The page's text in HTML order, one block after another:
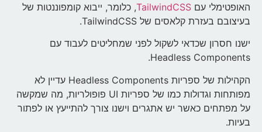
האופטימלי עם TailwindCSS, כלומר, ייבוא קומפוננטות של
בעיצובם בעזרת קלאסים של TailwindCSS.
ישנו חסרון שכדאי לשקול לפני שמחליטים לעבוד עם
Headless Components.
הקהילות של ספריות Headless Components עדיין לא
מפותחות וגדולות כמו של ספריות UI פופולריות, מה שמקשה
על מפתחים כאשר יש אתגרים וישנו צורך להתייעץ או לפתור
בעיות.